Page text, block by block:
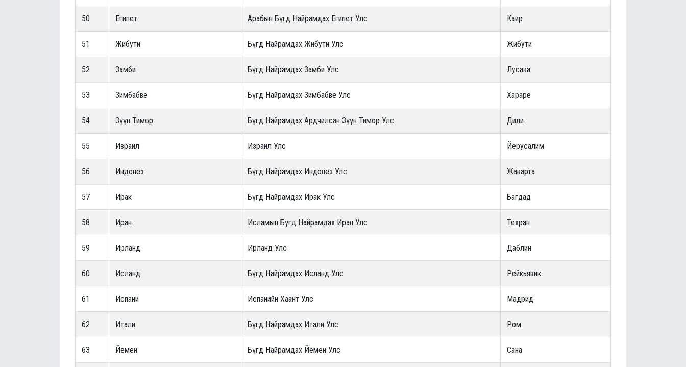
50 Египет Арабын Бүгд Найрамдах Египет Улс Каир
51 Жибути Бүгд Найрамдах Жибути Улс Жибути
52 Замби Бүгд Найрамдах Замби Улс Лусака
53 Зимбабве Бүгд Найрамдах Зимбабве Улс Хараре
54 Зүүн Тимор Бүгд Найрамдах Ардчилсан Зүүн Тимор Улс Дили
55 Израил Израил Улс Йерусалим
56 Индонез Бүгд Найрамдах Индонез Улс Жакарта
57 Ирак Бүгд Найрамдах Ирак Улс Багдад
58 Иран Исламын Бүгд Найрамдах Иран Улс Техран
59 Ирланд Ирланд Улс Даблин
60 Исланд Бүгд Найрамдах Исланд Улс Рейкьявик
61 Испани Испанийн Хаант Улс Мадрид
62 Итали Бүгд Найрамдах Итали Улс Ром
63 Йемен Бүгд Найрамдах Йемен Улс Сана